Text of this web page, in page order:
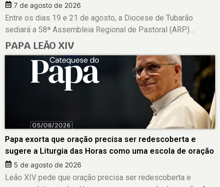
7 de agosto de 2026
Entre os dias 19 e 21 de agosto, a Diocese de Tubarão
sediará a 58ª Assembleia Regional de Pastoral (ARP)…
PAPA LEÃO XIV
Papa exorta que oração precisa ser redescoberta e
sugere a Liturgia das Horas como uma escola de oração
5 de agosto de 2026
Leão XIV pede que oração precisa ser redescoberta e